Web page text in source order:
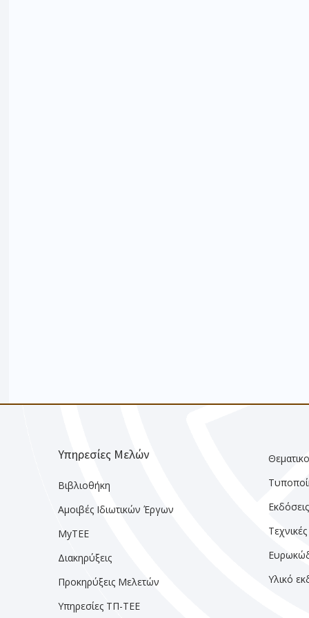
Υπηρεσίες Μελών
Βιβλιοθήκη
Αμοιβές Ιδιωτικών Έργων
MyTEE
Διακηρύξεις
Προκηρύξεις Μελετών
Υπηρεσίες ΤΠ-ΤΕΕ
Εκδόσεις
Υλικό